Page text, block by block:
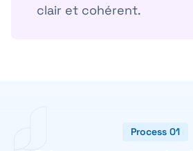
clair et cohérent.
Process 01